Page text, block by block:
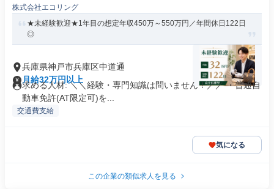
株式会社エコリング
★未経験歓迎★1年目の想定年収450万～550万円／年間休日122日
◎
兵庫県神戸市兵庫区中道通
月給32万円以上
求める人材: ＼＼経験・専門知識は問いません！／／ ・普通自
動車免許(AT限定可)を...
交通費支給
気になる
この企業の類似求人を見る